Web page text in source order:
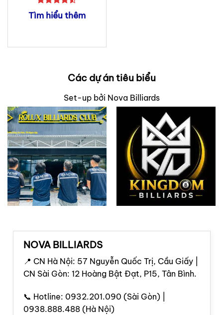
Được xếp
hạng4.5
Tìm hiểu thêm
Các dự án tiêu biểu
Set-up bởi Nova Billiards
NOVA BILLIARDS
📍 CN Hà Nội: 57 Nguyễn Quốc Trị, Cầu Giấy |
CN Sài Gòn: 12 Hoàng Bật Đạt, P15, Tân Bình.
📞 Hotline: 0932.201.090 (Sài Gòn) |
0938.888.488 (Hà Nội)